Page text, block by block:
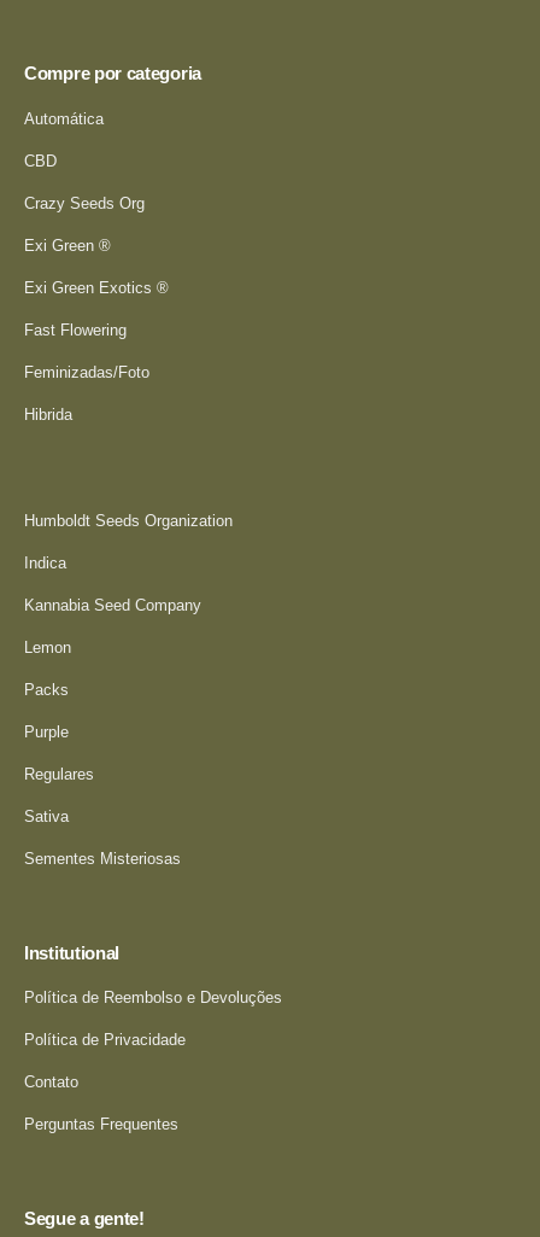
Compre por categoria
Automática
CBD
Crazy Seeds Org
Exi Green ®
Exi Green Exotics ®
Fast Flowering
Feminizadas/Foto
Hibrida
Humboldt Seeds Organization
Indica
Kannabia Seed Company
Lemon
Packs
Purple
Regulares
Sativa
Sementes Misteriosas
Institutional
Política de Reembolso e Devoluções
Política de Privacidade
Contato
Perguntas Frequentes
Segue a gente!